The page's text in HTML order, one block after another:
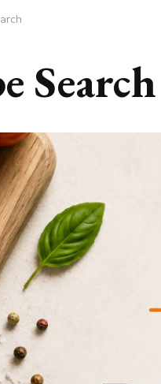
Search